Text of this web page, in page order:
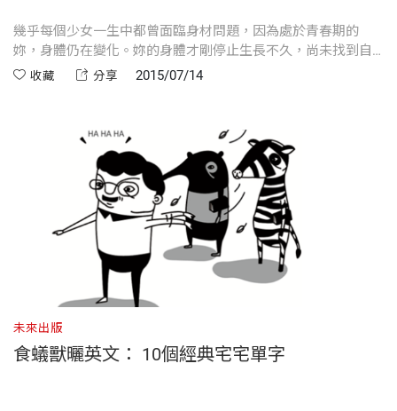
幾乎每個少女一生中都曾面臨身材問題，因為處於青春期的
妳，身體仍在變化。妳的身體才剛停止生長不久，尚未找到自
然的平衡點。不過，雖然妳的身體尚未穩定或拒絕穩定下來，
收藏 分享 2015/07/14
未來出版
食蟻獸曬英文： 10個經典宅宅單字